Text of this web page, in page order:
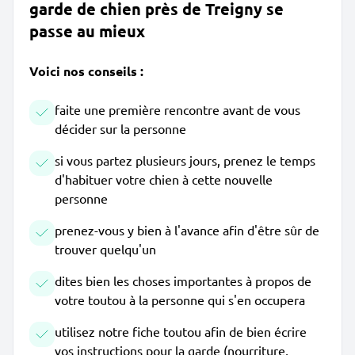
garde de chien près de Treigny se
passe au mieux
Voici nos conseils :
faite une première rencontre avant de vous
décider sur la personne
si vous partez plusieurs jours, prenez le temps
d'habituer votre chien à cette nouvelle
personne
prenez-vous y bien à l'avance afin d'être sûr de
trouver quelqu'un
dites bien les choses importantes à propos de
votre toutou à la personne qui s'en occupera
utilisez notre fiche toutou afin de bien écrire
vos instructions pour la garde (nourriture,